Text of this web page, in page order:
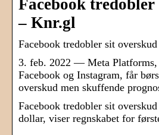
Facebook
– Knr.gl
Facebook tredobler sit
3. feb. 2022 — Meta Platforms,
Facebook og Instagram, får
overskud men skuffende
Facebook tredobler sit
dollar, viser regnskabet for